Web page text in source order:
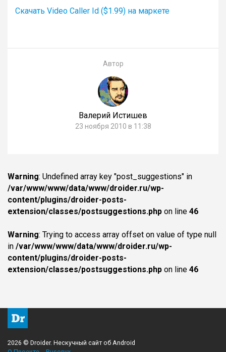
Скачать Video Caller Id ($1.99) на маркете
Автор
Валерий Истишев
23 ноября 2010 в 11:38
Warning: Undefined array key "post_suggestions" in
/var/www/www/data/www/droider.ru/wp-
content/plugins/droider-posts-
extension/classes/postsuggestions.php on line 46
Warning: Trying to access array offset on value of type null
in /var/www/www/data/www/droider.ru/wp-
content/plugins/droider-posts-
extension/classes/postsuggestions.php on line 46
2026 © Droider. Нескучный сайт об Android